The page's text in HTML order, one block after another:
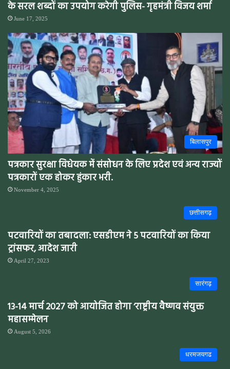
के सरल शब्दों का उपयोग करेगी पुलिस- गृहमंत्री विजय शर्मा
June 17, 2025
बिलासपुर
पत्रकार सुरक्षा विधेयक में संसोधन के लिए प्रदेश एवं अन्य राज्यों
पत्रकारों एक होकर हुंकार भरी.
November 4, 2025
छत्तीसगढ़
पटवारियों का तबादला: एसडीएम ने 5 पटवारियों का किया
ट्रांसफर, आदेश जारी
April 27, 2023
सारंगढ़
13-14 मार्च 2027 को आयोजित होगा ‘राष्ट्रीय वैष्णव संयुक्त
महासम्मेलन
August 5, 2026
धरमजयगढ